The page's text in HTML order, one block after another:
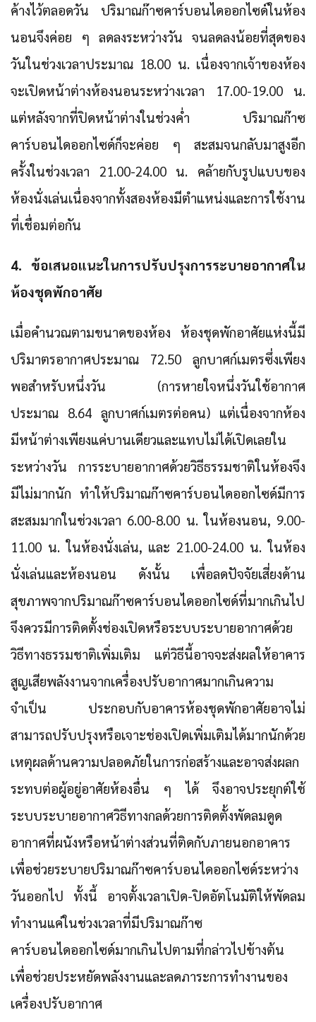
ค้างไว้ตลอดวัน ปริมาณก๊าซคาร์บอนไดออกไซด์ในห้อง
นอนจึงค่อย ๆ ลดลงระหว่างวัน จนลดลงน้อยที่สุดของ
วันในช่วงเวลาประมาณ 18.00 น. เนื่องจากเจ้าของห้อง
จะเปิดหน้าต่างห้องนอนระหว่างเวลา 17.00-19.00 น.
แต่หลังจากที่ปิดหน้าต่างในช่วงค่ำ ปริมาณก๊าซ
คาร์บอนไดออกไซด์ก็จะค่อย ๆ สะสมจนกลับมาสูงอีก
ครั้งในช่วงเวลา 21.00-24.00 น. คล้ายกับรูปแบบของ
ห้องนั่งเล่นเนื่องจากทั้งสองห้องมีตำแหน่งและการใช้งาน
ที่เชื่อมต่อกัน
4. ข้อเสนอแนะในการปรับปรุงการระบายอากาศใน
ห้องชุดพักอาศัย
เมื่อคำนวณตามขนาดของห้อง ห้องชุดพักอาศัยแห่งนี้มี
ปริมาตรอากาศประมาณ 72.50 ลูกบาศก์เมตรซึ่งเพียง
พอสำหรับหนึ่งวัน (การหายใจหนึ่งวันใช้อากาศ
ประมาณ 8.64 ลูกบาศก์เมตรต่อคน) แต่เนื่องจากห้อง
มีหน้าต่างเพียงแค่บานเดียวและแทบไม่ได้เปิดเลยใน
ระหว่างวัน การระบายอากาศด้วยวิธีธรรมชาติในห้องจึง
มีไม่มากนัก ทำให้ปริมาณก๊าซคาร์บอนไดออกไซด์มีการ
สะสมมากในช่วงเวลา 6.00-8.00 น. ในห้องนอน, 9.00-
11.00 น. ในห้องนั่งเล่น, และ 21.00-24.00 น. ในห้อง
นั่งเล่นและห้องนอน ดังนั้น เพื่อลดปัจจัยเสี่ยงด้าน
สุขภาพจากปริมาณก๊าซคาร์บอนไดออกไซด์ที่มากเกินไป
จึงควรมีการติดตั้งช่องเปิดหรือระบบระบายอากาศด้วย
วิธีทางธรรมชาติเพิ่มเติม แต่วิธีนี้อาจจะส่งผลให้อาคาร
สูญเสียพลังงานจากเครื่องปรับอากาศมากเกินความ
จำเป็น ประกอบกับอาคารห้องชุดพักอาศัยอาจไม่
สามารถปรับปรุงหรือเจาะช่องเปิดเพิ่มเติมได้มากนักด้วย
เหตุผลด้านความปลอดภัยในการก่อสร้างและอาจส่งผลก
ระทบต่อผู้อยู่อาศัยห้องอื่น ๆ ได้ จึงอาจประยุกต์ใช้
ระบบระบายอากาศวิธีทางกลด้วยการติดตั้งพัดลมดูด
อากาศที่ผนังหรือหน้าต่างส่วนที่ติดกับภายนอกอาคาร
เพื่อช่วยระบายปริมาณก๊าซคาร์บอนไดออกไซด์ระหว่าง
วันออกไป ทั้งนี้ อาจตั้งเวลาเปิด-ปิดอัตโนมัติให้พัดลม
ทำงานแค่ในช่วงเวลาที่มีปริมาณก๊าซ
คาร์บอนไดออกไซด์มากเกินไปตามที่กล่าวไปข้างต้น
เพื่อช่วยประหยัดพลังงานและลดภาระการทำงานของ
เครื่องปรับอากาศ